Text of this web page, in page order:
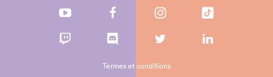
Termes et conditions